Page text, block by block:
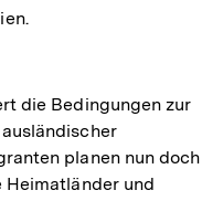
die Bedingungen zur
planen nun doch
Heimatländer und